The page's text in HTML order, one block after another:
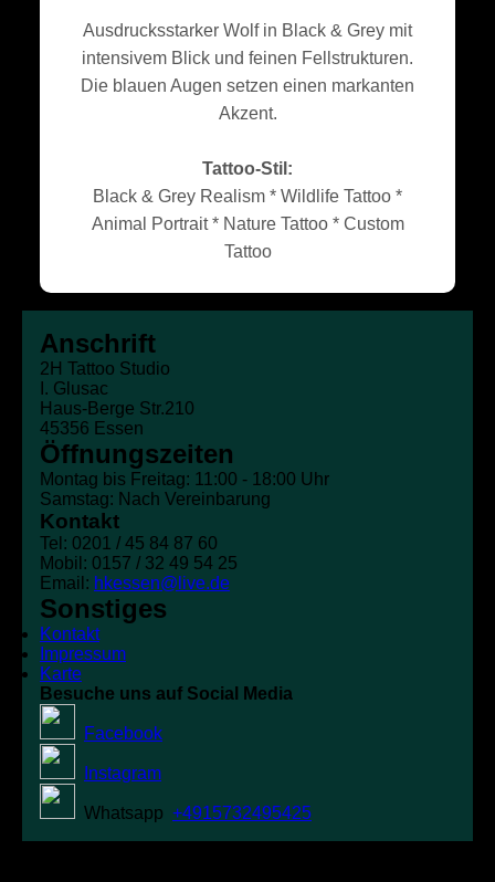
Ausdrucksstarker Wolf in Black & Grey mit
intensivem Blick und feinen Fellstrukturen.
Die blauen Augen setzen einen markanten
Akzent.
Tattoo-Stil:
Black & Grey Realism * Wildlife Tattoo *
Animal Portrait * Nature Tattoo * Custom
Tattoo
Anschrift
2H Tattoo Studio
I. Glusac
Haus-Berge Str.210
45356 Essen
Öffnungszeiten
Montag bis Freitag: 11:00 - 18:00 Uhr
Samstag: Nach Vereinbarung
Kontakt
Tel: 0201 / 45 84 87 60
Mobil: 0157 / 32 49 54 25
Email: hkessen@live.de
Sonstiges
Kontakt
Impressum
Karte
Besuche uns auf Social Media
Facebook
Instagram
Whatsapp +4915732495425